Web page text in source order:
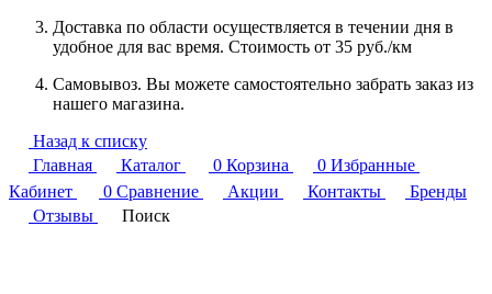
Доставка по области осуществляется в течении дня в
удобное для вас время. Стоимость от 35 руб./км
Самовывоз. Вы можете самостоятельно забрать заказ из
нашего магазина.
Назад к списку
Главная
Каталог 0 Корзина 0 Избранные
Кабинет
0 Сравнение Акции Контакты
Бренды
Отзывы
Поиск